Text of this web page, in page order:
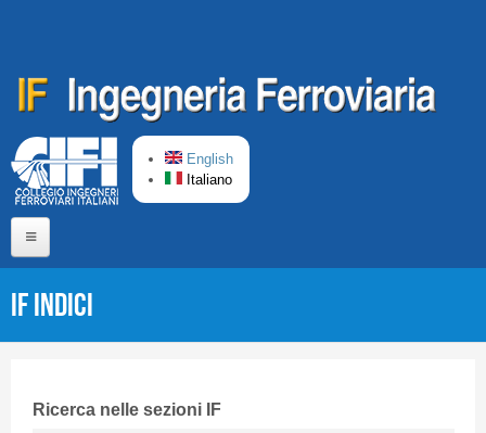
English
Italiano
CIFI in breve
IF Indici
Ricerca nelle sezioni IF